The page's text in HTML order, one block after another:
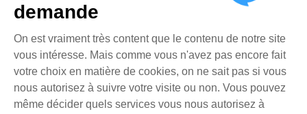
L'expérience
Publipresse est une agence de communication qui a plus de
25 ans d'expérience.
demande
Plateforme de Gestion du
On est vraiment très content que le contenu de notre site
vous intéresse. Mais comme vous n'avez pas encore fait
votre choix en matière de cookies, on ne sait pas si vous
nous autorisez à suivre votre visite ou non. Vous pouvez
même décider quels services vous nous autorisez à